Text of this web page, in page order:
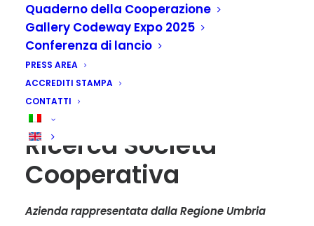
Quaderno della Cooperazione
Gallery Codeway Expo 2025
Conferenza di lancio
PRESS AREA
ACCREDITI STAMPA
CONTATTI
ARIS Formazione e
Ricerca Società
Cooperativa
Azienda rappresentata dalla Regione Umbria